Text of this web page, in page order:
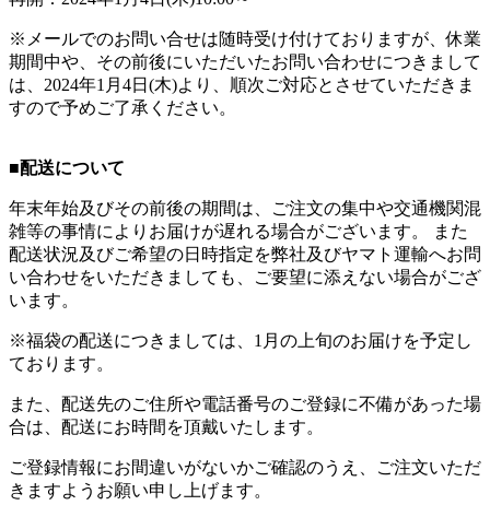
※メールでのお問い合せは随時受け付けておりますが、休業
期間中や、その前後にいただいたお問い合わせにつきまして
は、2024年1月4日(木)より、順次ご対応とさせていただきま
すので予めご了承ください。
■配送について
年末年始及びその前後の期間は、ご注文の集中や交通機関混
雑等の事情によりお届けが遅れる場合がございます。 また
配送状況及びご希望の日時指定を弊社及びヤマト運輸へお問
い合わせをいただきましても、ご要望に添えない場合がござ
います。
※福袋の配送につきましては、1月の上旬のお届けを予定し
ております。
また、配送先のご住所や電話番号のご登録に不備があった場
合は、配送にお時間を頂戴いたします。
ご登録情報にお間違いがないかご確認のうえ、ご注文いただ
きますようお願い申し上げます。